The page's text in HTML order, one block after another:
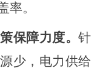
率。
保障力度。 针
少，电力供给